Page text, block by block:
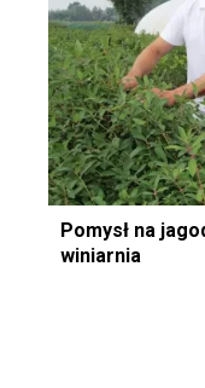
Pomysł na
winiarnia